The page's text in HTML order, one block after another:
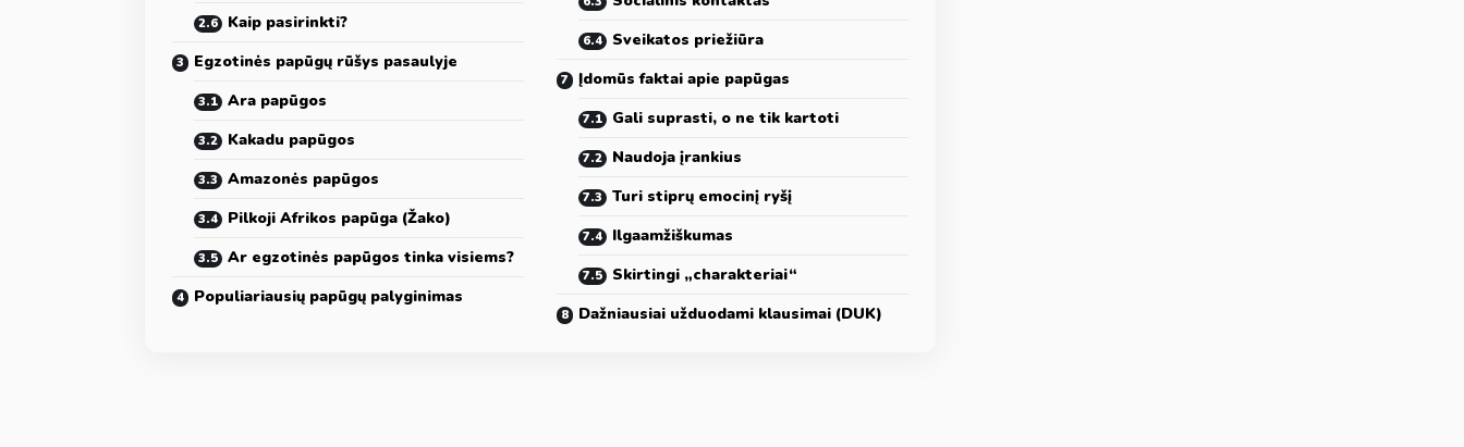
Kaip pasirinkti?
Egzotinės papūgų rūšys pasaulyje
Ara papūgos
Kakadu papūgos
Amazonės papūgos
Pilkoji Afrikos papūga (Žako)
Ar egzotinės papūgos tinka visiems?
Populiariausių papūgų palyginimas
Sveikatos priežiūra
Įdomūs faktai apie papūgas
Gali suprasti, o ne tik kartoti
Naudoja įrankius
Turi stiprų emocinį ryšį
Ilgaamžiškumas
Skirtingi „charakteriai“
Dažniausiai užduodami klausimai (DUK)